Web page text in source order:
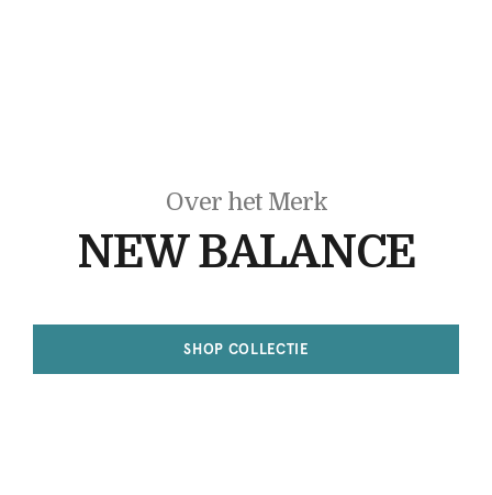
Over het Merk
NEW BALANCE
SHOP COLLECTIE